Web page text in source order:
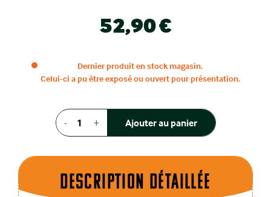
52,90 €
Dernier produit en stock magasin.
Celui-ci a pu être exposé ou ouvert pour présentation.
- + Ajouter au panier
Description dÉtaillÉe